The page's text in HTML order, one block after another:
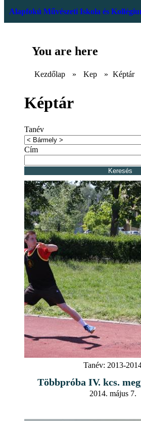
Alapfokú Művészeti Iskola és
You are here
Kezdőlap » Kep » Képtár
Képtár
Tanév
Cím
Tanév: 2013-
Többpróba IV. kcs.
2014. május 7.